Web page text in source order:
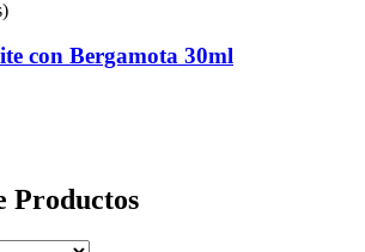
con Bergamota 30ml
Productos